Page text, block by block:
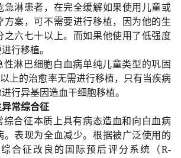
急淋患者，在完全缓解如果使用儿童或
方案，可不需要进行移植，因为他的生
之六七十以上。而如果他使用了低强度
行移植。
性淋巴细胞白血病单纯儿童类型的巩固
上的治愈率无需进行移植，只有当疾病
行异基因造血干细胞移植。
常综合征
综合征本质上具有病态造血和向白血病
。表现为全血减少。根据被广泛使用的
合征改良的国际预后评分系统（R-